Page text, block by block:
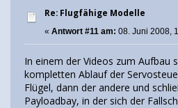
Re: Flugfähige Modelle
« Antwort #11 am: 08. Juni 2008,
In einem der Videos zum Aufbau
kompletten Ablauf der
Flügel, dann der andere und
Payloadbay, in der sich der